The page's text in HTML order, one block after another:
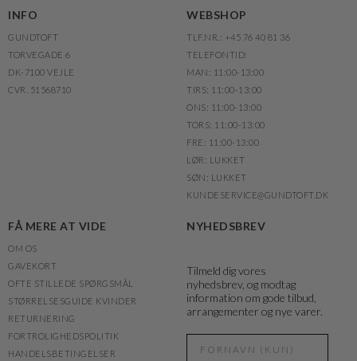
INFO
GUNDTOFT
TORVEGADE 6
DK-7100 VEJLE
CVR. 51568710
WEBSHOP
TLF.NR.: +45 76 40 81 36
TELEFONTID:
MAN: 11:00-13:00
TIRS: 11:00-13:00
ONS: 11:00-13:00
TORS: 11:00-13:00
FRE: 11:00-13:00
LØR: LUKKET
SØN: LUKKET
KUNDESERVICE@GUNDTOFT.DK
FÅ MERE AT VIDE
OM OS
GAVEKORT
OFTE STILLEDE SPØRGSMÅL
STØRRELSESGUIDE KVINDER
RETURNERING
FORTROLIGHEDSPOLITIK
HANDELSBETINGELSER
NYHEDSBREV
Tilmeld dig vores
nyhedsbrev, og modtag
information om gode tilbud,
arrangementer og nye varer.